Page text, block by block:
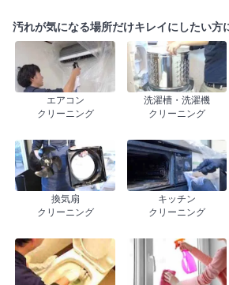
汚れが気になる場所だけキレイにしたい方
エアコン
クリーニング
洗濯槽・洗濯機
クリーニング
換気扇
クリーニング
キッチン
クリーニング